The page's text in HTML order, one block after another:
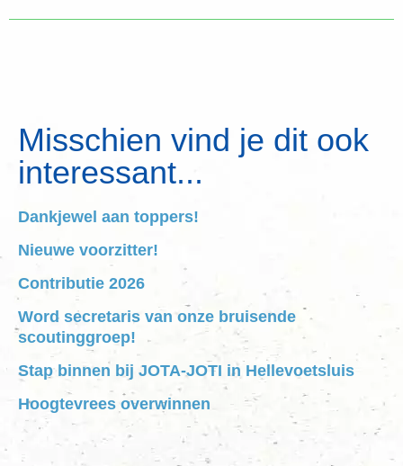
Misschien vind je dit ook
interessant...
Dankjewel aan toppers!
Nieuwe voorzitter!
Contributie 2026
Word secretaris van onze bruisende
scoutinggroep!
Stap binnen bij JOTA-JOTI in Hellevoetsluis
Hoogtevrees overwinnen